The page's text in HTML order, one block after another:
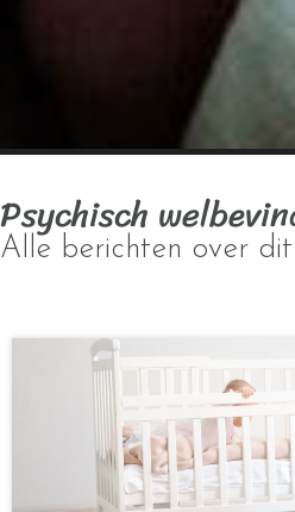
Psychisch
Alle berichten over